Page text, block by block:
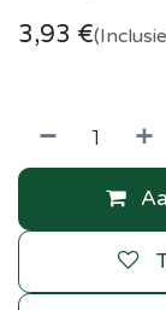
3,93 €